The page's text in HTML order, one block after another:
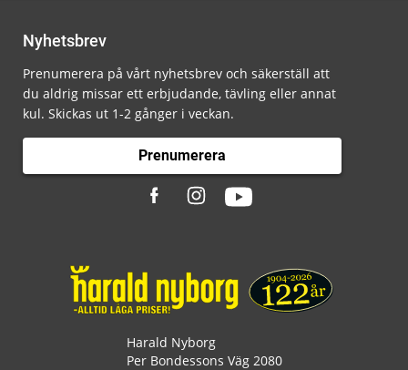
Nyhetsbrev
Prenumerera på vårt nyhetsbrev och säkerställ att
du aldrig missar ett erbjudande, tävling eller annat
kul. Skickas ut 1-2 gånger i veckan.
Prenumerera
Harald Nyborg
Per Bondessons Väg 2080